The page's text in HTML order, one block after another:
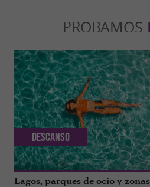
PROBAMOS
Lagos, parques de ocio y
Descanso